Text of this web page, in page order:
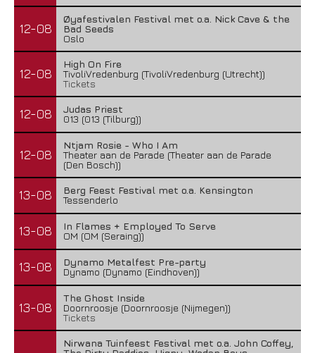
12-08
Øyafestivalen Festival met o.a. Nick Cave & the
Bad Seeds
Oslo
12-08
High On Fire
TivoliVredenburg (TivoliVredenburg (Utrecht))
Tickets
12-08
Judas Priest
013 (013 (Tilburg))
12-08
Ntjam Rosie - Who I Am
Theater aan de Parade (Theater aan de Parade
(Den Bosch))
13-08
Berg Feest Festival met o.a. Kensington
Tessenderlo
13-08
In Flames + Employed To Serve
OM (OM (Seraing))
13-08
Dynamo Metalfest Pre-party
Dynamo (Dynamo (Eindhoven))
13-08
The Ghost Inside
Doornroosje (Doornroosje (Nijmegen))
Tickets
Nirwana Tuinfeest Festival met o.a. John Coffey,